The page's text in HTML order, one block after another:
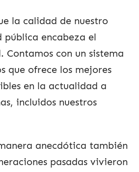
la calidad de nuestro
pública encabeza el
Contamos con un sistema
que ofrece los mejores
en la actualidad a
incluidos nuestros
anecdótica también
pasadas vivieron